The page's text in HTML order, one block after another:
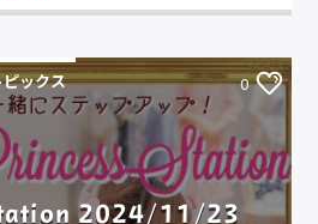
ピックス 0
2024/11/23